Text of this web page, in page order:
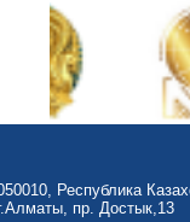
Республика
пр. Достык,13